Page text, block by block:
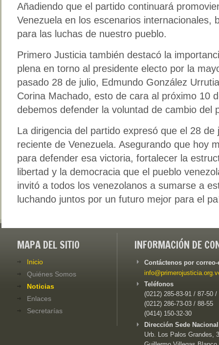
Añadiendo que el partido continuará
Venezuela en los escenarios internacionales,
para las luchas de nuestro pueblo.
Primero Justicia también destacó la
plena en torno al presidente electo por la
pasado 28 de julio, Edmundo González
Corina Machado, esto de cara al próximo 10
debemos defender la voluntad de cambio del
La dirigencia del partido expresó que el 28 de
reciente de Venezuela. Asegurando que hoy
para defender esa victoria, fortalecer la
libertad y la democracia que el pueblo
invitó a todos los venezolanos a sumarse a
luchando juntos por un futuro mejor para el
MAPA DEL SITIO
Inicio
Quiénes Somos
Noticias
Enlaces
Secretarías
INFORMACIÓN DE
Contáctenos por
Teléfonos
(0212) 285-83-91 / 87-50 /
(0212) 286-73-03 / 88-55
(0414) 150-32-30
Dirección Sede
Urb. Los Palos Grandes,